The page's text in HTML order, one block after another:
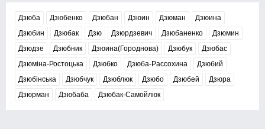
Дзюба Дзюбенко Дзюбан Дзюин Дзюман
Дзюина
Дзюбин
Дзюбак Дзю Дзюрдзевич Дзюбаненко
Дзюмин
Дзюдзе
Дзюбник Дзюина(Городнова) Дзюбук
Дзюбас
Дзюміна-Ростоцька
Дзюбко Дзюба-Рассохина
Дзюбий
Дзюбінська
Дзюбчук Дзюблюк Дзюбо Дзюбей
Дзюра
Дзюрман
Дзюбаба Дзюбак-Самойлюк